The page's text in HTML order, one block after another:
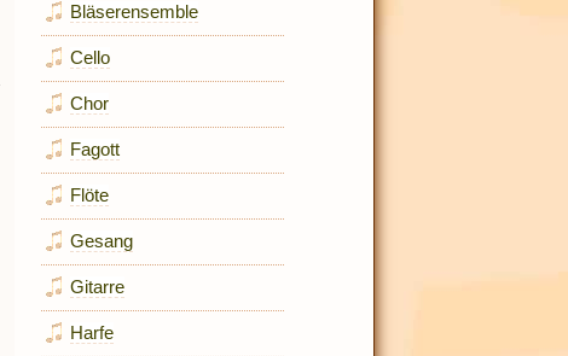
Bläserensemble
Cello
Chor
Fagott
Flöte
Gesang
Gitarre
Harfe